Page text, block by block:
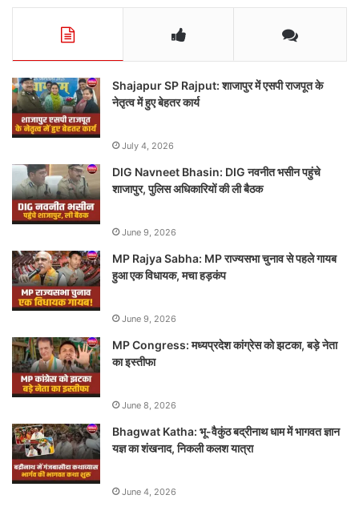
Shajapur SP Rajput: शाजापुर में एसपी राजपूत के
नेतृत्व में हुए बेहतर कार्य
July 4, 2026
DIG Navneet Bhasin: DIG नवनीत भसीन पहुंचे
शाजापुर, पुलिस अधिकारियों की ली बैठक
June 9, 2026
MP Rajya Sabha: MP राज्यसभा चुनाव से पहले गायब
हुआ एक विधायक, मचा हड़कंप
June 9, 2026
MP Congress: मध्यप्रदेश कांग्रेस को झटका, बड़े नेता
का इस्तीफा
June 8, 2026
Bhagwat Katha: भू-वैकुंठ बद्रीनाथ धाम में भागवत ज्ञान
यज्ञ का शंखनाद, निकली कलश यात्रा
June 4, 2026